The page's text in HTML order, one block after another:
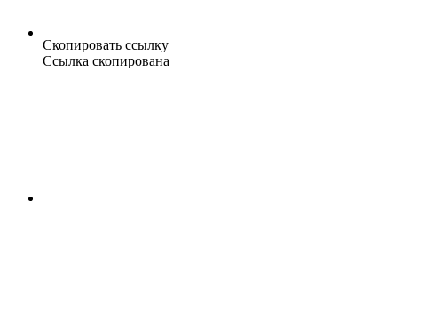
Скопировать ссылку
Ссылка скопирована